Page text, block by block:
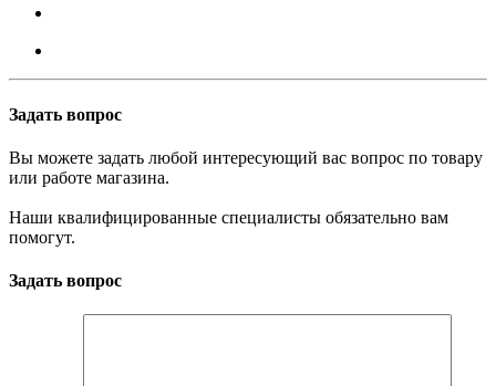
Задать вопрос
Вы можете задать любой интересующий вас вопрос по товару
или работе магазина.
Наши квалифицированные специалисты обязательно вам
помогут.
Задать вопрос